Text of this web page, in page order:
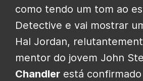
como tendo um tom ao
Detective e vai mostrar
Hal Jordan,
mentor do jovem John
Chandler está